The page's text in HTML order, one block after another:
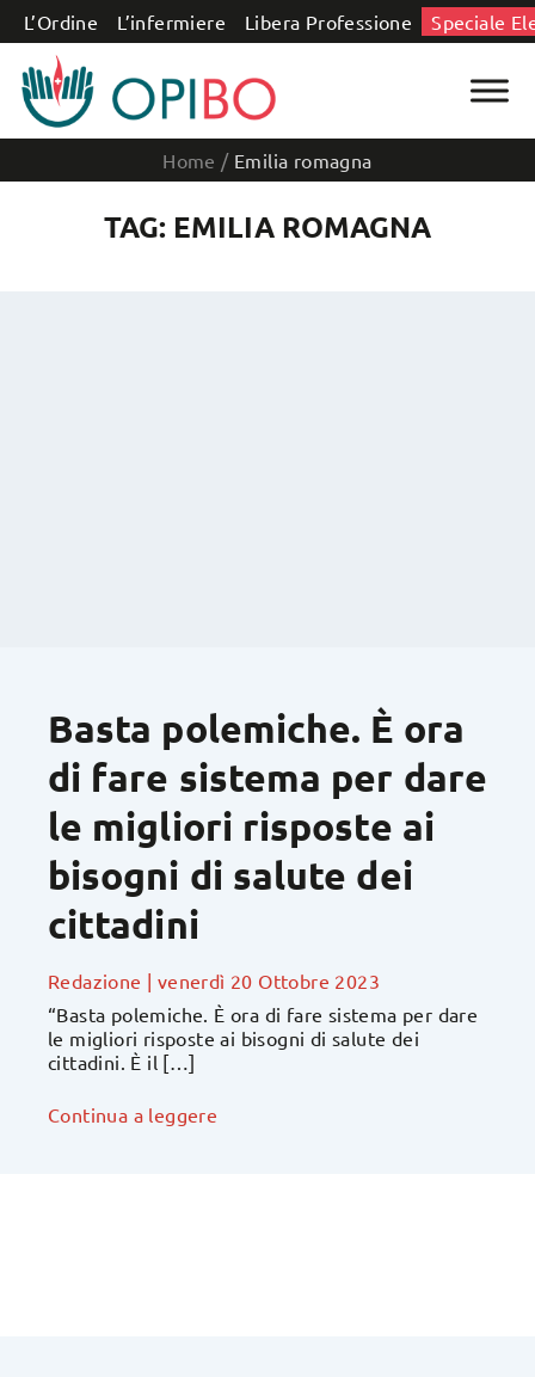
Salta al contenuto
L’Ordine L’infermiere Libera Professione Speciale
Home / Emilia romagna
TAG: EMILIA ROMAGNA
Basta polemiche. È ora
di fare sistema per dare
le migliori risposte ai
bisogni di salute dei
cittadini
Redazione | venerdì 20 Ottobre 2023
“Basta polemiche. È ora di fare sistema per dare
le migliori risposte ai bisogni di salute dei
cittadini. È il […]
Continua a leggere